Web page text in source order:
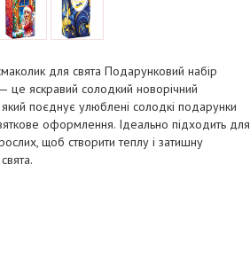
для свята Подарунковий набір
яскравий солодкий новорічний
поєднує улюблені солодкі подарунки
оформлення. Ідеально підходить для
щоб створити теплу і затишну